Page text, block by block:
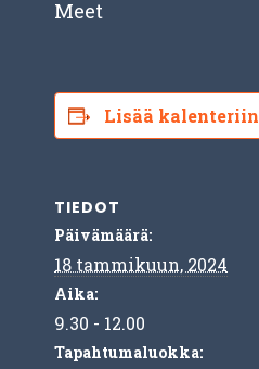
Meet
Lisää kalenteriin
TIEDOT
Päivämäärä:
18 tammikuun, 2024
Aika:
9.30 - 12.00
Tapahtumaluokka: